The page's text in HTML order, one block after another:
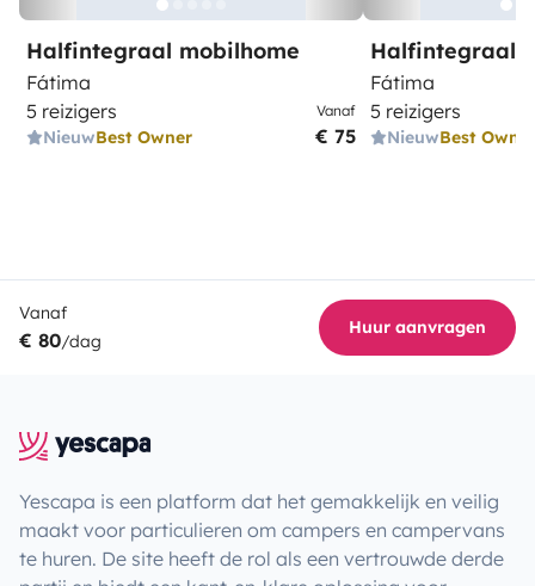
Halfintegraal mobilhome
Fátima
5 reizigers
NieuwBest Owner
Vanaf
€ 75
Halfintegraal
Fátima
5 reizigers
NieuwBest Owner
Vanaf
€ 80/dag
Huur aanvragen
Yescapa is een platform dat het gemakkelijk en veilig
maakt voor particulieren om campers en campervans
te huren. De site heeft de rol als een vertrouwde derde